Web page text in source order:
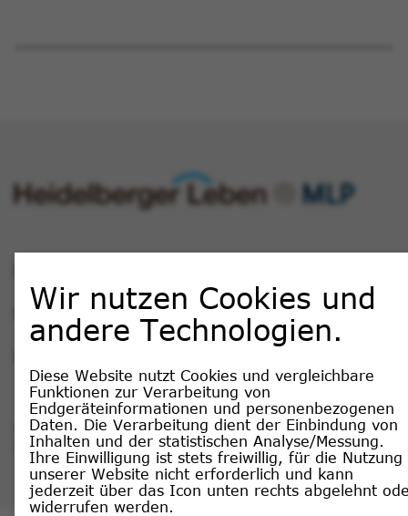
Nutzungsbedingungen
© Copyright Heidelberger Lebensversicherung MLP
2026
Wir nutzen Cookies und
andere Technologien.
Diese Website nutzt Cookies und vergleichbare
Funktionen zur Verarbeitung von
Endgeräteinformationen und personenbezogenen
Daten. Die Verarbeitung dient der Einbindung von
Inhalten und der statistischen Analyse/Messung.
Ihre Einwilligung ist stets freiwillig, für die Nutzung
unserer Website nicht erforderlich und kann
jederzeit über das Icon unten rechts abgelehnt
widerrufen werden.
Essenziell
Name Anbieter
cookie_optin
SgCookieOptin.lastPreferences Heidelberger